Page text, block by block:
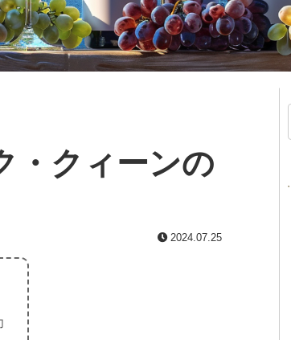
・クィーンの
2024.07.25